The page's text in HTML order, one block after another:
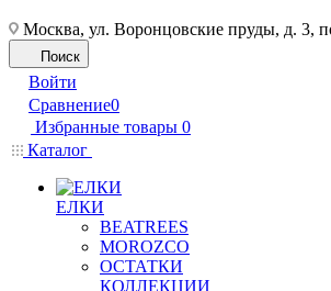
Москва, ул. Воронцовские пруды, д. 3,
Поиск
Войти
Сравнение0
Избранные товары 0
Каталог
ЕЛКИ
BEATREES
MOROZCO
ОСТАТКИ
КОЛЛЕКЦИИ